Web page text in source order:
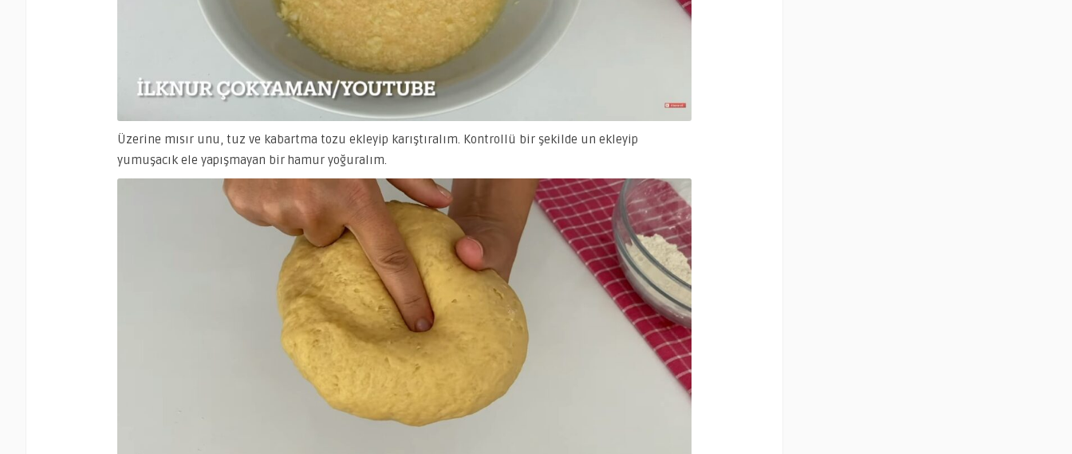
Üzerine mısır unu, tuz ve kabartma tozu ekleyip karıştıralım. Kontrollü bir şekilde un ekleyip
yumuşacık ele yapışmayan bir hamur yoğuralım.